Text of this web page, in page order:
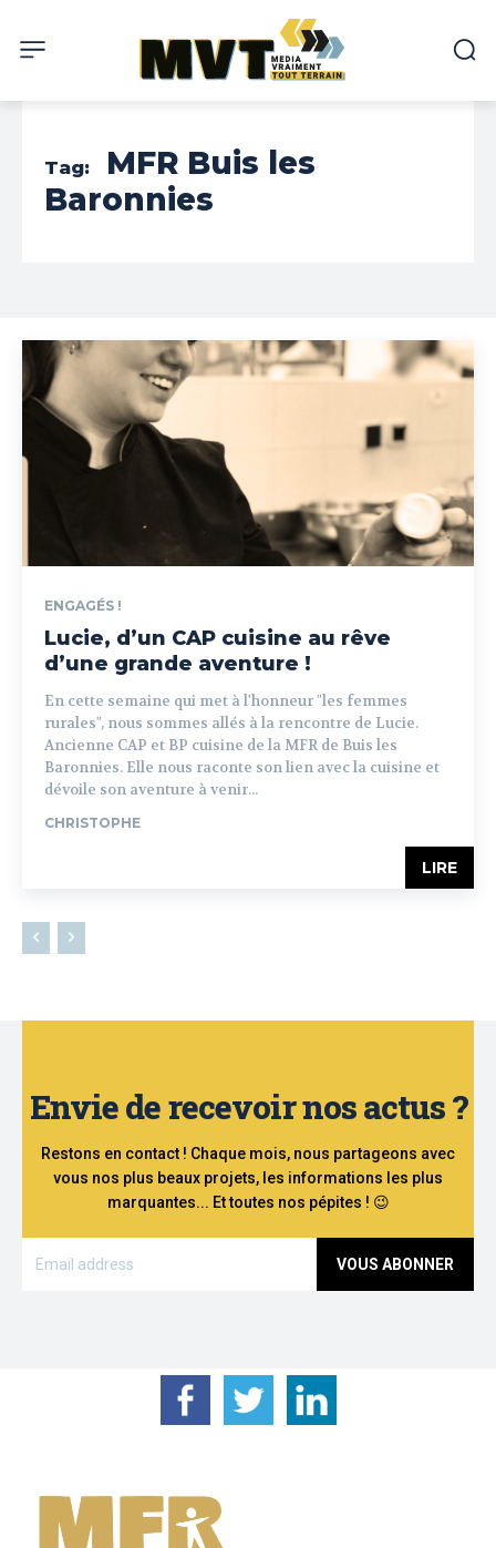
Tag:
MFR Buis les
Baronnies
ENGAGÉS !
Lucie, d’un CAP cuisine au rêve
d’une grande aventure !
En cette semaine qui met à l'honneur "les femmes
rurales", nous sommes allés à la rencontre de Lucie.
Ancienne CAP et BP cuisine de la MFR de Buis les
Baronnies. Elle nous raconte son lien avec la cuisine et
dévoile son aventure à venir...
CHRISTOPHE
LIRE
Envie de recevoir nos actus ?
Restons en contact ! Chaque mois, nous partageons avec
vous nos plus beaux projets, les informations les plus
marquantes... Et toutes nos pépites ! 😉
VOUS ABONNER